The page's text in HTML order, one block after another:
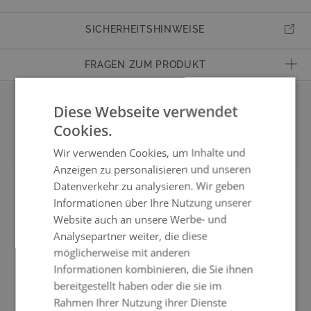
Sitzkomfort, Rückenpolster in Keilform, Schaumstoff,
pflegeleicht, 15 cm breite Arm- und Rückenlehne,
Kunststoff-Füße mit Alu Blende in Edelstahl-Optik
Material Polyrattan
Montage Montage nicht erforderlich
Lieferumfang inkl. Dekokissen
Sitzplätze bis zu 1
Obermaterial
Hochwertiges Polyrattan, 12 mm breit, angeraut,
wasserfest, 100% handgeflochten, Farbe: anthrazit,
einfarbig, durchgefärbt
Gestell
Aluminium, pulverbeschichtet, Stärke bis zu 1,2 mm,
SICHERHEITSHINWEISE
FRAGEN ZUM PRODUKT
Unsere geschulten Mitarbeiter werden alle Ihre Fragen gern beantworten.
+43800223384
service@living-zone.at
Mo–Fr, 10–17 Uhr
+43800223384
Passendes Zubehör
Diese Webseite verwendet
Cookies.
Wir verwenden Cookies, um Inhalte und
Anzeigen zu personalisieren und unseren
Datenverkehr zu analysieren. Wir geben
Informationen über Ihre Nutzung unserer
Website auch an unsere Werbe- und
Analysepartner weiter, die diese
möglicherweise mit anderen
Informationen kombinieren, die Sie ihnen
bereitgestellt haben oder die sie im
Rahmen Ihrer Nutzung ihrer Dienste